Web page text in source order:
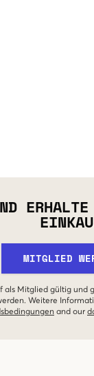
MITGLIED
als Mitglied gültig
Weitere
and our